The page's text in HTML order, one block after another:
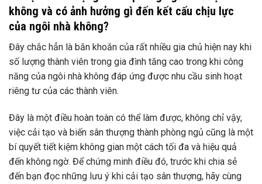
không và có ảnh hưởng gì đến kết cấu chịu lực
của ngôi nhà không?
Đây chắc hẳn là băn khoăn của rất nhiều gia chủ hiện nay khi
số lượng thành viên trong gia đình tăng cao trong khi công
năng của ngôi nhà không đáp ứng được nhu cầu sinh hoạt
riêng tư của các thành viên.
Đây là một điều hoàn toàn có thể làm được, không chỉ vậy,
việc cải tạo và biến sân thượng thành phòng ngủ cũng là một
bí quyết tiết kiệm không gian một cách tối đa và hiệu quả
đến không ngờ. Để chứng minh điều đó, trước khi chia sẻ
đến bạn đọc những lưu ý khi cải tạo sân thượng, hãy cùng